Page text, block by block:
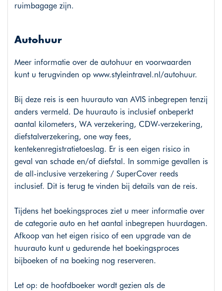
ruimbagage zijn.
Autohuur
Meer informatie over de autohuur en voorwaarden
kunt u terugvinden op www.styleintravel.nl/autohuur.
Bij deze reis is een huurauto van AVIS inbegrepen tenzij
anders vermeld. De huurauto is inclusief onbeperkt
aantal kilometers, WA verzekering, CDW-verzekering,
diefstalverzekering, one way fees,
kentekenregistratietoeslag. Er is een eigen risico in
geval van schade en/of diefstal. In sommige gevallen is
de all-inclusive verzekering / SuperCover reeds
inclusief. Dit is terug te vinden bij details van de reis.
Tijdens het boekingsproces ziet u meer informatie over
de categorie auto en het aantal inbegrepen huurdagen.
Afkoop van het eigen risico of een upgrade van de
huurauto kunt u gedurende het boekingsproces
bijboeken of na boeking nog reserveren.
Let op: de hoofdboeker wordt gezien als de